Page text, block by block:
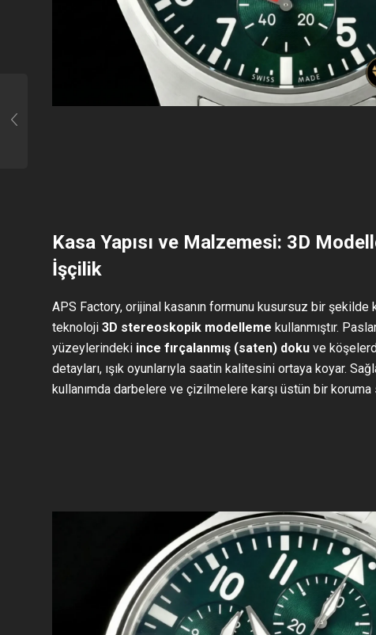
Kasa Yapısı ve Malzemesi: 3D
İşçilik
APS Factory, orijinal kasanın formunu kusursuz bir şekilde
teknoloji 3D stereoskopik modelleme kullanmıştır.
yüzeylerindeki ince fırçalanmış (saten) dokuve
detayları, ışık oyunlarıyla saatin kalitesini ortaya koyar.
kullanımda darbelere ve çizilmelere karşı üstün bir koruma